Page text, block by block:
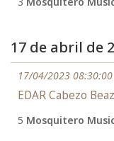
17 de abril de
17/04/2023 08:30:00
EDAR Cabezo
5 Mosquitero